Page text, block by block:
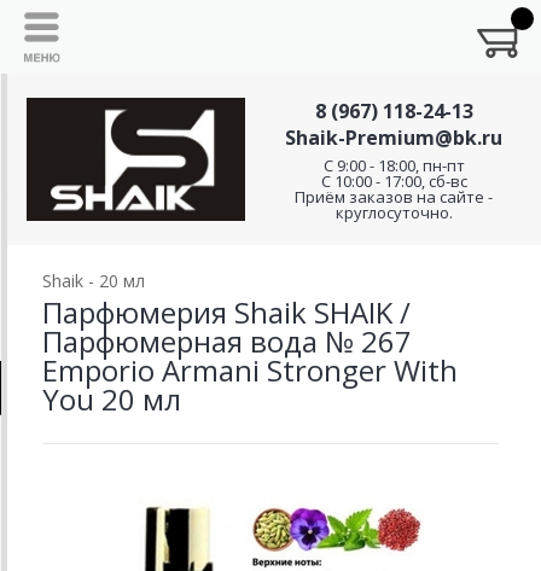
8 (967) 118-24-13
Shaik-Premium@bk.ru
C 9:00 - 18:00, пн-пт
С 10:00 - 17:00, сб-вс
Приём заказов на сайте -
круглосуточно.
Shaik - 20 мл
Парфюмерия Shaik SHAIK /
Парфюмерная вода № 267
Emporio Armani Stronger With
You 20 мл